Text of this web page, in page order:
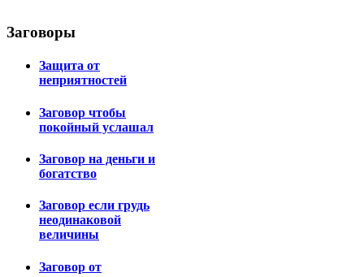
Заговоры
Защита от
неприятностей
Заговор чтобы
покойный услашал
Заговор на деньги и
богатство
Заговор если грудь
неодинаковой
величины
Заговор от